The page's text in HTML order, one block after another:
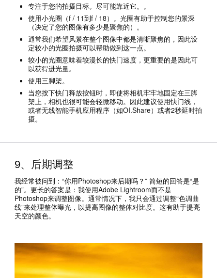
专注于您的拍摄目标。尽可能靠近它。。
使用小光圈（f / 11到f / 18）。光圈有助于控制您的景深
（决定了您的图像有多少是聚焦的）。
通常我们希望风景在整个图像中都是清晰聚焦的，因此设
定较小的光圈拍摄可以帮助做到这一点。
较小的光圈意味着较漫长的快门速度，更重要的是因此可
以获得进光量。
使用三脚架。
当您按下快门释放按钮时，即使将相机牢牢地固定在三脚
架上，相机也很可能会轻微移动。因此建议使用快门线，
或者无线智能手机应用程序（如OI.Share）或者2秒延时拍
摄。
9、后期调整
我经常被问到：“你用Photoshop来后期吗？” 简短的回答是“是
的”。更长的答案是：我使用Adobe Lightroom而不是
Photoshop来调整图像。通常情况下，我只会通过调整“色调曲
线”来处理整体曝光，以提高图像的整体对比度。这有助于提亮
天空的颜色。